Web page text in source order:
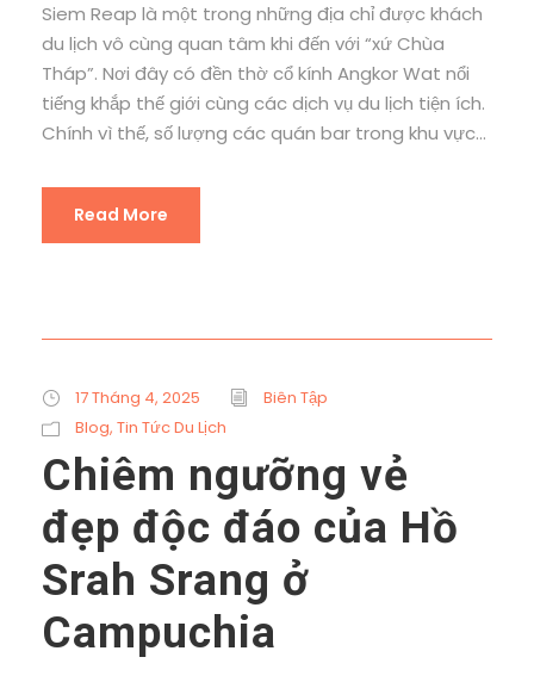
Siem Reap là một trong những địa chỉ được khách
du lịch vô cùng quan tâm khi đến với “xứ Chùa
Tháp”. Nơi đây có đền thờ cổ kính Angkor Wat nổi
tiếng khắp thế giới cùng các dịch vụ du lịch tiện ích.
Chính vì thế, số lượng các quán bar trong khu vực...
Read More
17 Tháng 4, 2025
Biên Tập
Blog, Tin Tức Du Lịch
Chiêm ngưỡng vẻ
đẹp độc đáo của Hồ
Srah Srang ở
Campuchia